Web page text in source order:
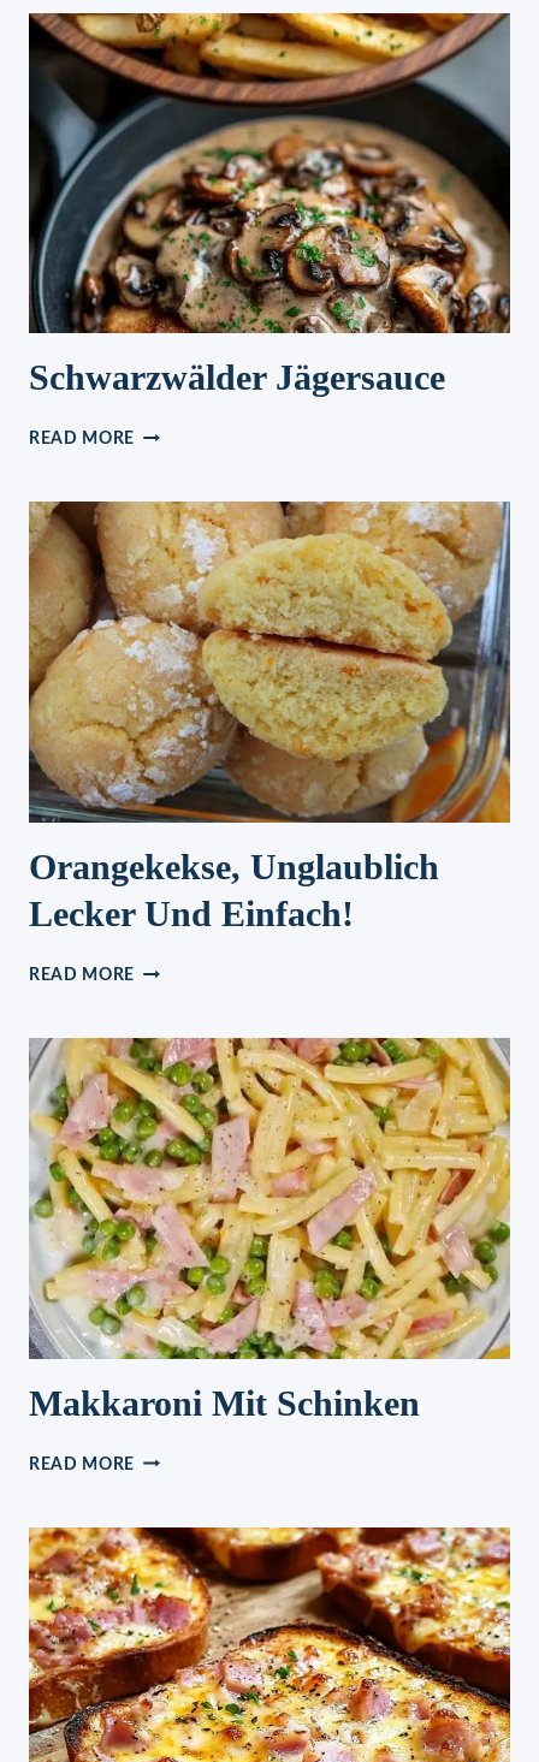
HACKFLEISCH
IN
NULL
KOMMA
NICHTS
FERTIG!
Schwarzwälder Jägersauce
READ MORE SCHWARZWÄLDER
Orangekekse, Unglaublich
Lecker Und Einfach!
READ MORE ORANGEKEKSE,
UND
EINFACH!
Makkaroni Mit Schinken
READ MORE MAKKARONI